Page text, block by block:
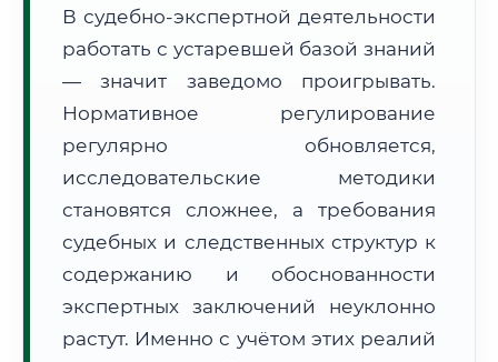
Формат учебы:
Дистанционно
🗺️ Зона обслуживания: г. Благовещенск
Расчет логистики оригиналов:
• Маршрут транзита: ~3 001 км
• Экспресс-доставка СДЭК / Почтой:
4–6 рабочих дней
📜 Документы и аккредитация ФИС ФРДО
В судебно-экспертной деятельности
работать с устаревшей базой знаний
— значит заведомо проигрывать.
Нормативное регулирование
регулярно обновляется,
исследовательские методики
становятся сложнее, а требования
судебных и следственных структур к
содержанию и обоснованности
экспертных заключений неуклонно
растут. Именно с учётом этих реалий